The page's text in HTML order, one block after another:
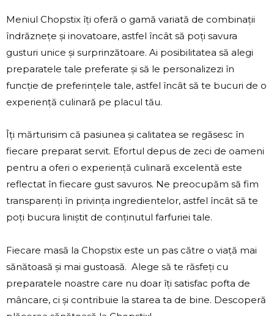
Meniul Chopstix îți oferă o gamă variată de combinații
îndrăznețe și inovatoare, astfel încât să poți savura
gusturi unice și surprinzătoare. Ai posibilitatea să alegi
preparatele tale preferate și să le personalizezi în
funcție de preferințele tale, astfel încât să te bucuri de o
experiență culinară pe placul tău.
Îți mărturisim că pasiunea și calitatea se regăsesc în
fiecare preparat servit. Efortul depus de zeci de oameni
pentru a oferi o experiență culinară excelentă este
reflectat în fiecare gust savuros. Ne preocupăm să fim
transparenți în privința ingredientelor, astfel încât să te
poți bucura liniștit de conținutul farfuriei tale.
Fiecare masă la Chopstix este un pas către o viață mai
sănătoasă și mai gustoasă. Alege să te răsfeți cu
preparatele noastre care nu doar îți satisfac pofta de
mâncare, ci și contribuie la starea ta de bine. Descoperă